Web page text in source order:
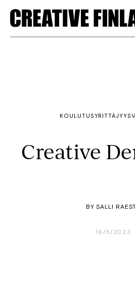
KOULUTUSYRITTÄJYYS
Creative
BYSALLI
16/5/2023